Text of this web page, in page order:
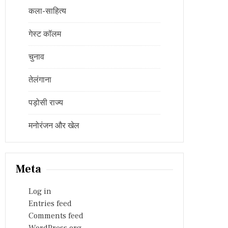
कला-साहित्य
गेस्ट कॉलम
चुनाव
तेलंगाना
पड़ोसी राज्य
मनोरंजन और खेल
Meta
Log in
Entries feed
Comments feed